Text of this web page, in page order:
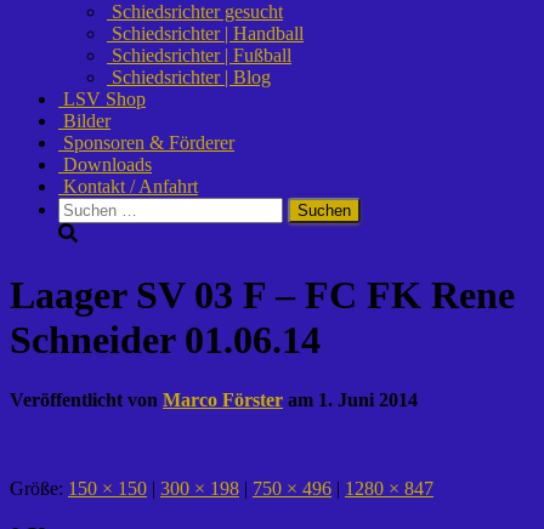
Schiedsrichter gesucht
Schiedsrichter | Handball
Schiedsrichter | Fußball
Schiedsrichter | Blog
LSV Shop
Bilder
Sponsoren & Förderer
Downloads
Kontakt / Anfahrt
Suchen
nach:
Laager SV 03 F – FC FK Rene
Schneider 01.06.14
Veröffentlicht von Marco Förster am 1. Juni 2014
Größe: 150 × 150 | 300 × 198 | 750 × 496 | 1280 × 847